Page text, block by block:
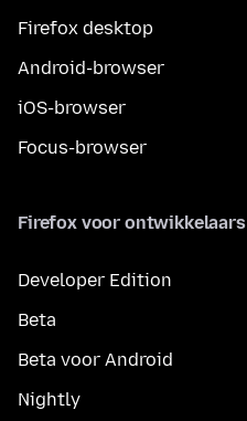
Firefox desktop
Android-browser
iOS-browser
Focus-browser
Firefox voor ontwikkelaars
Developer Edition
Beta
Beta voor Android
Nightly